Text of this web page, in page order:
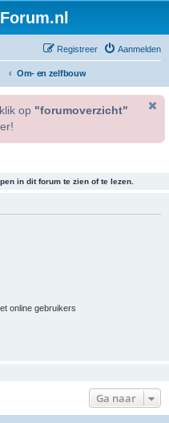
Aanmelden
Registreer
Om- en zelfbouw
op "forumoverzicht"
in dit forum te zien of te lezen.
online gebruikers
Ga naar